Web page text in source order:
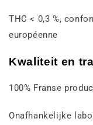
THC < 0,3 %,
européenne
Kwaliteit en
100% Franse
Onafhankelijke